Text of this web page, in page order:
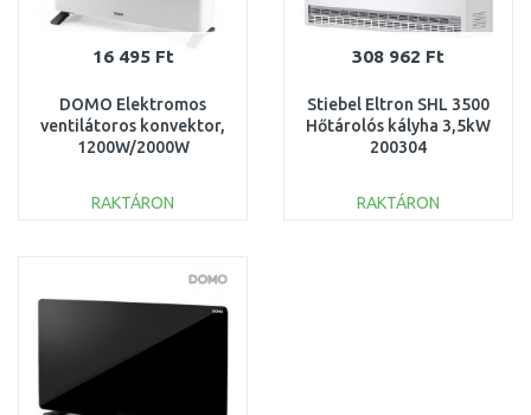
16 495 Ft
DOMO Elektromos
ventilátoros konvektor,
1200W/2000W
RAKTÁRON
Összehasonlítás
308 962 Ft
Stiebel Eltron SHL 3500
Hőtárolós kályha 3,5kW
200304
RAKTÁRON